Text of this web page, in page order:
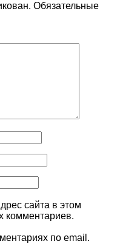
Обязательные
сайта в этом
комментариев.
по email.